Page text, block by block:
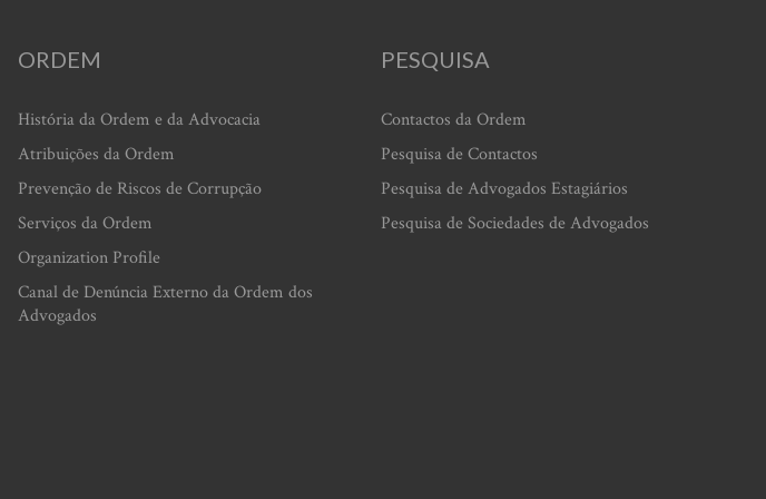
ORDEM
História da Ordem e da Advocacia
Atribuições da Ordem
Prevenção de Riscos de Corrupção
Serviços da Ordem
Organization Profile
Canal de Denúncia Externo da Ordem dos
Advogados
PESQUISA
Contactos da Ordem
Pesquisa de Contactos
Pesquisa de Advogados Estagiários
Pesquisa de Sociedades de Advogados